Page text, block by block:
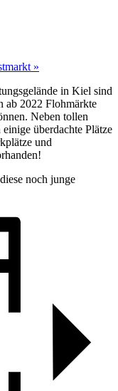
»
in Kiel sind
ab 2022 Flohmärkte
Neben tollen
überdachte Plätze
und
noch junge